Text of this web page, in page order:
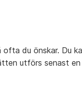
du önskar. Du
utförs senast en